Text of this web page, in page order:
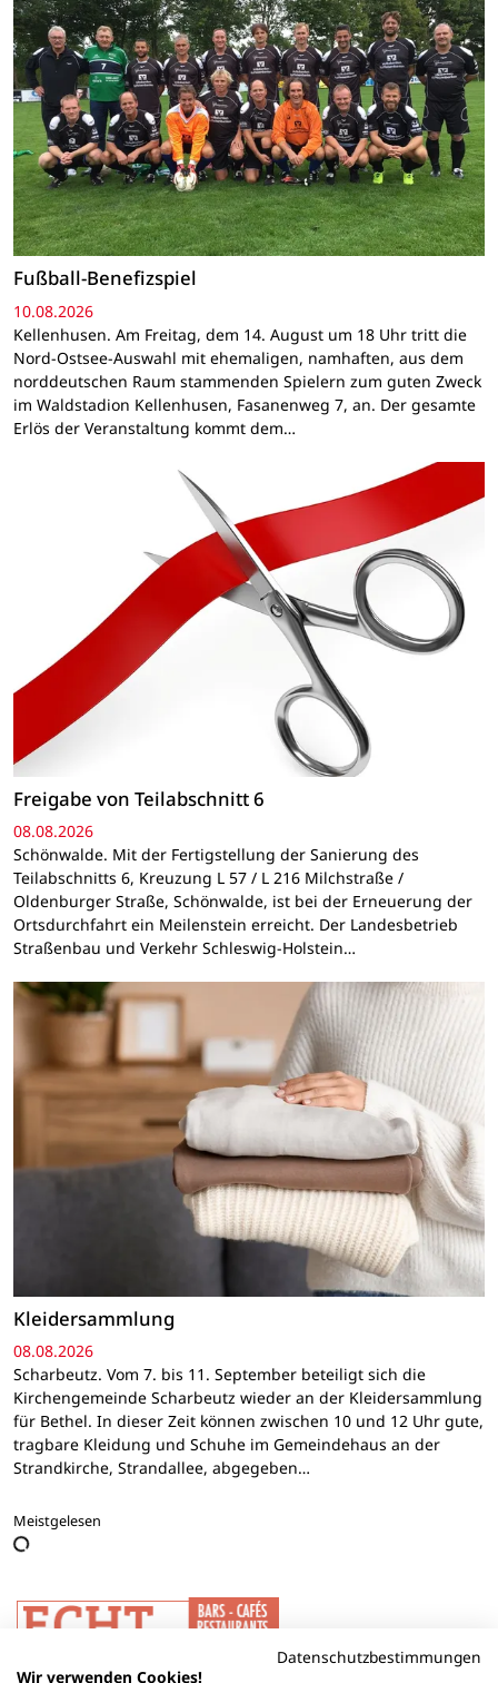
Fußball-Benefizspiel
10.08.2026
Kellenhusen. Am Freitag, dem 14. August um 18 Uhr tritt die
Nord-Ostsee-Auswahl mit ehemaligen, namhaften, aus dem
norddeutschen Raum stammenden Spielern zum guten Zweck
im Waldstadion Kellenhusen, Fasanenweg 7, an. Der gesamte
Erlös der Veranstaltung kommt dem…
Freigabe von Teilabschnitt 6
08.08.2026
Schönwalde. Mit der Fertigstellung der Sanierung des
Teilabschnitts 6, Kreuzung L 57 / L 216 Milchstraße /
Oldenburger Straße, Schönwalde, ist bei der Erneuerung der
Ortsdurchfahrt ein Meilenstein erreicht. Der Landesbetrieb
Straßenbau und Verkehr Schleswig-Holstein…
Kleidersammlung
08.08.2026
Scharbeutz. Vom 7. bis 11. September beteiligt sich die
Kirchengemeinde Scharbeutz wieder an der Kleidersammlung
für Bethel. In dieser Zeit können zwischen 10 und 12 Uhr gute,
tragbare Kleidung und Schuhe im Gemeindehaus an der
Strandkirche, Strandallee, abgegeben…
Meistgelesen
Datenschutzbestimmungen
Wir verwenden Cookies!